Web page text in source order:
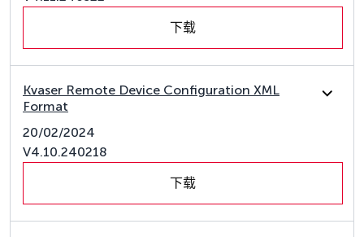
下载
Kvaser Remote Device Configuration XML
Format
20/02/2024
V4.10.240218
下载